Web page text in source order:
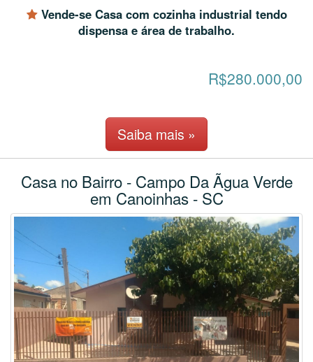
Vende-se Casa com cozinha industrial tendo
dispensa e área de trabalho.
R$280.000,00
Saiba mais »
Casa no Bairro - Campo Da Ãgua Verde
em Canoinhas - SC